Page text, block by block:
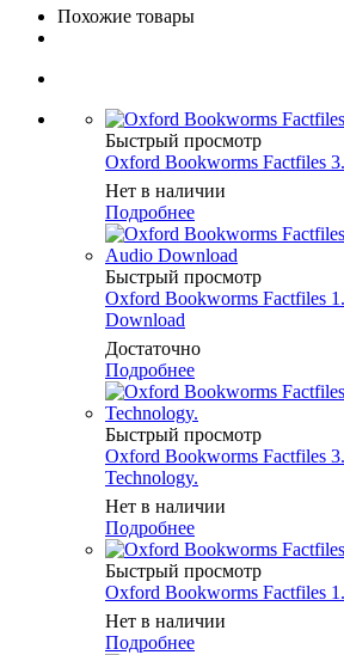
Похожие товары
Быстрый просмотр
Oxford Bookworms Factfiles
Нет в наличии
Подробнее
Быстрый просмотр
Oxford Bookworms Factfiles
Download
Достаточно
Подробнее
Быстрый просмотр
Oxford Bookworms Factfiles
Technology.
Нет в наличии
Подробнее
Быстрый просмотр
Oxford Bookworms Factfiles
Нет в наличии
Подробнее